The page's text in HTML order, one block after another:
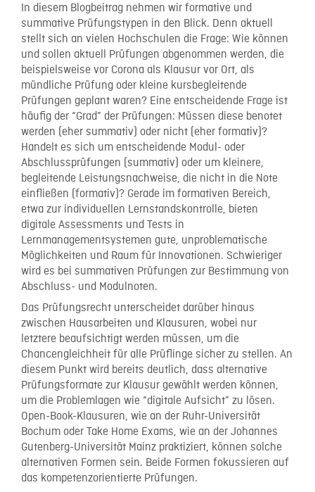
In diesem Blogbeitrag nehmen wir formative und
summative Prüfungstypen in den Blick. Denn aktuell
stellt sich an vielen Hochschulen die Frage: Wie können
und sollen aktuell Prüfungen abgenommen werden, die
beispielsweise vor Corona als Klausur vor Ort, als
mündliche Prüfung oder kleine kursbegleitende
Prüfungen geplant waren? Eine entscheidende Frage ist
häufig der “Grad” der Prüfungen: Müssen diese benotet
werden (eher summativ) oder nicht (eher formativ)?
Handelt es sich um entscheidende Modul- oder
Abschlussprüfungen (summativ) oder um kleinere,
begleitende Leistungsnachweise, die nicht in die Note
einfließen (formativ)? Gerade im formativen Bereich,
etwa zur individuellen Lernstandskontrolle, bieten
digitale Assessments und Tests in
Lernmanagementsystemen gute, unproblematische
Möglichkeiten und Raum für Innovationen. Schwieriger
wird es bei summativen Prüfungen zur Bestimmung von
Abschluss- und Modulnoten.
Das Prüfungsrecht unterscheidet darüber hinaus
zwischen Hausarbeiten und Klausuren, wobei nur
letztere beaufsichtigt werden müssen, um die
Chancengleichheit für alle Prüflinge sicher zu stellen. An
diesem Punkt wird bereits deutlich, dass alternative
Prüfungsformate zur Klausur gewählt werden können,
um die Problemlagen wie “digitale Aufsicht” zu lösen.
Open-Book-Klausuren, wie an der Ruhr-Universität
Bochum oder Take Home Exams, wie an der Johannes
Gutenberg-Universität Mainz praktiziert, können solche
alternativen Formen sein. Beide Formen fokussieren auf
das kompetenzorientierte Prüfungen.